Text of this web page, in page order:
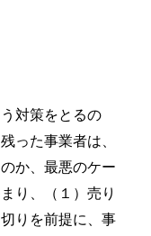
対策をとるの
った事業者は、
か、最悪のケー
り、（１）売り
りを前提に、事